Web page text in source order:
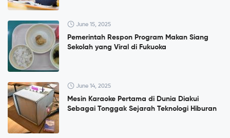
June 15, 2025
Pemerintah Respon Program Makan Siang
Sekolah yang Viral di Fukuoka
June 14, 2025
Mesin Karaoke Pertama di Dunia Diakui
Sebagai Tonggak Sejarah Teknologi Hiburan